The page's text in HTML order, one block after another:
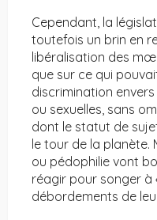
Cependant, la
toutefois un brin en
libéralisation des
que sur ce qui
discrimination
ou sexuelles, sans
dont le statut de
le tour de la planète.
ou pédophilie vont
réagir pour songer à
débordements de